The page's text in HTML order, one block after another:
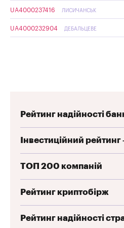
UA4000237416 ЛИСИЧАНСЬК
UA4000232904 ДЕБАЛЬЦЕВЕ
Рейтинг надійності
Інвестиційний
ТОП 200 компаній
Рейтинг криптобірж
Рейтинг надійності